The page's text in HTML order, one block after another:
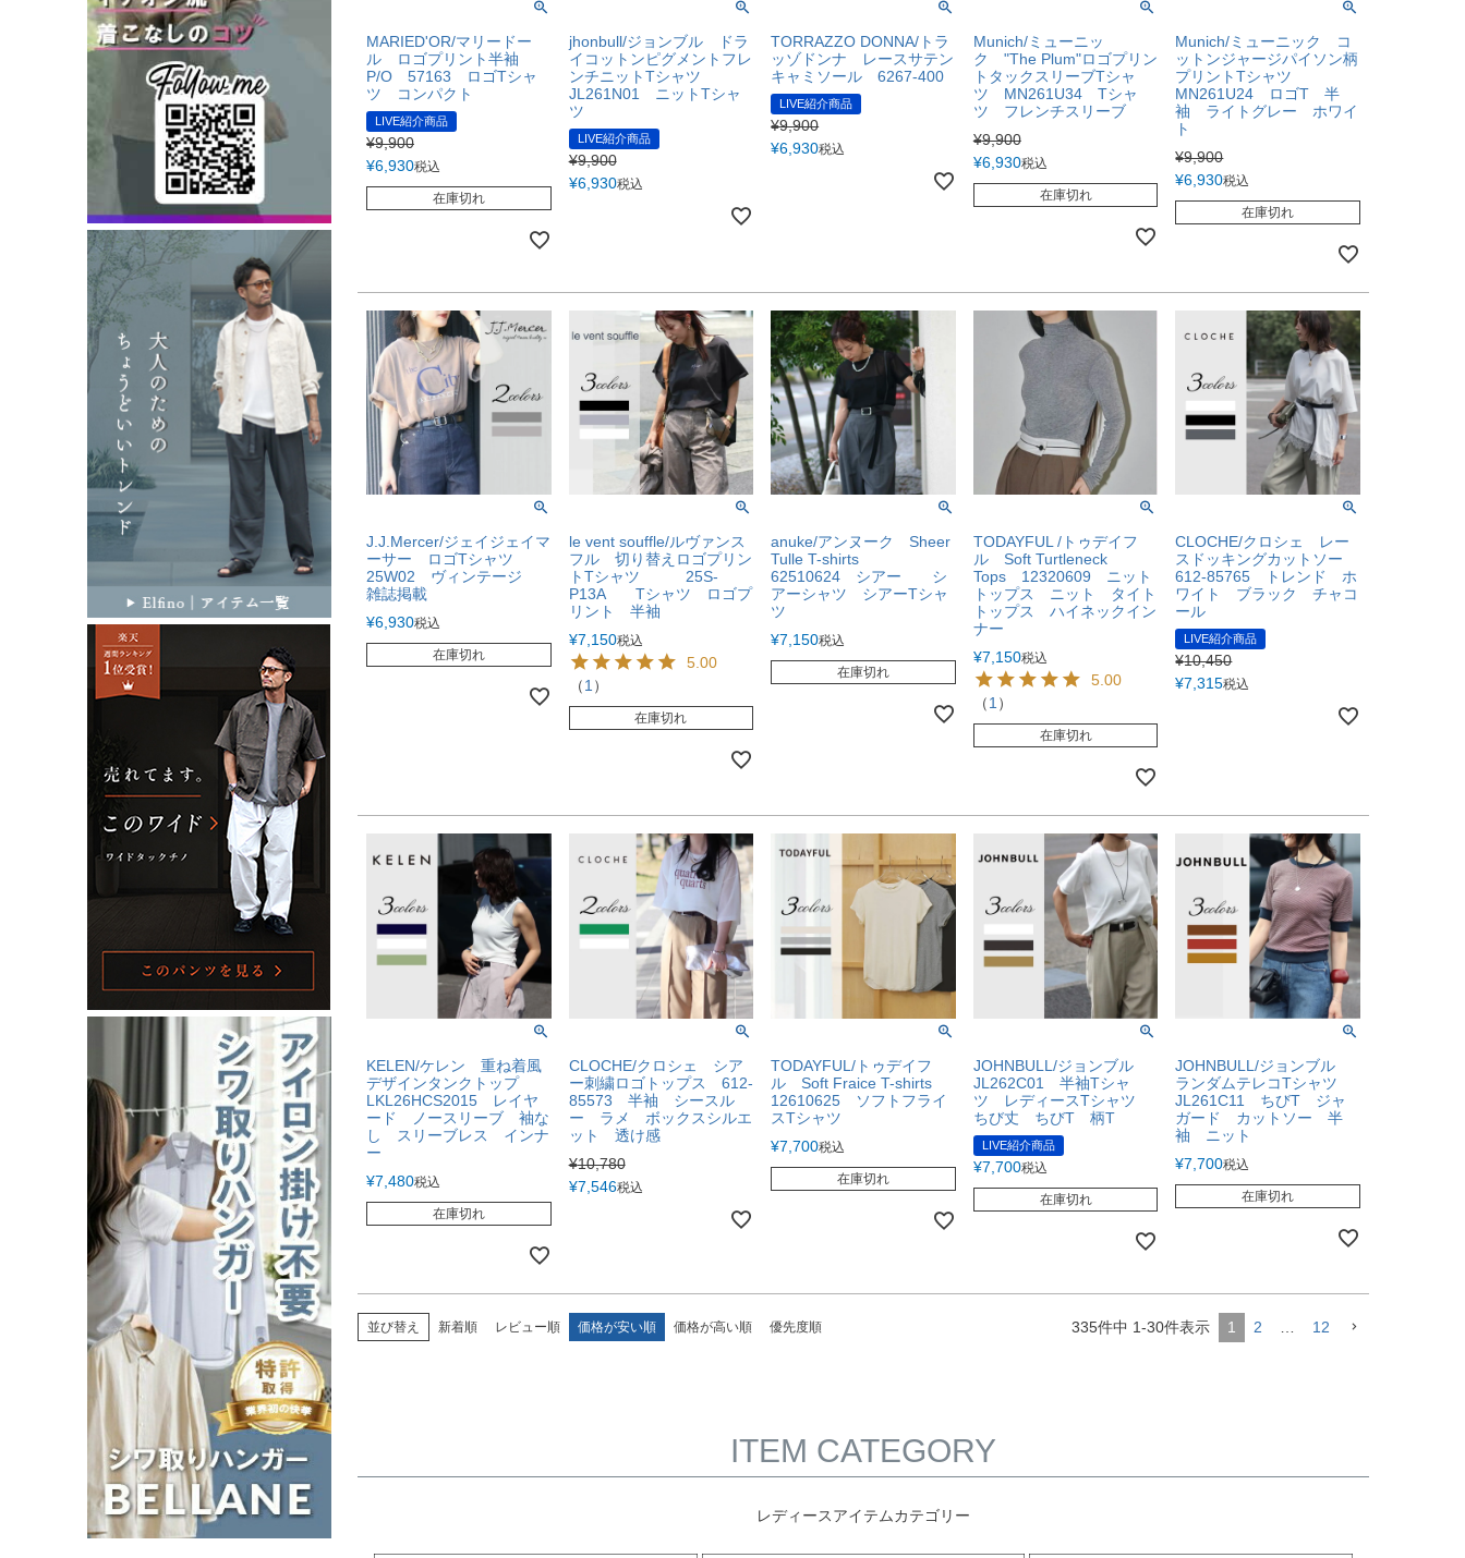
MARIED'OR/マリードー
ル ロゴプリント半袖
P/O 57163 ロゴTシャ
ツ コンパクト
LIVE紹介商品
¥9,900
¥6,930税込
在庫切れ
jhonbull/ジョンブル ドラ
イコットンピグメントフレ
ンチニットTシャツ
JL261N01 ニットTシャ
ツ
LIVE紹介商品
¥9,900
¥6,930税込
TORRAZZO DONNA/トラ
ッゾドンナ レースサテン
キャミソール 6267-400
LIVE紹介商品
¥9,900
¥6,930税込
Munich/ミューニッ
ク "The Plum"ロゴプリン
トタックスリーブTシャ
ツ MN261U34 Tシャ
ツ フレンチスリーブ
¥9,900
¥6,930税込
在庫切れ
Munich/ミューニック コ
ットンジャージパイソン柄
プリントTシャツ
MN261U24 ロゴT 半
袖 ライトグレー ホワイ
ト
¥9,900
¥6,930税込
在庫切れ
J.J.Mercer/ジェイジェイマ
ーサー ロゴTシャツ
25W02 ヴィンテージ
雑誌掲載
¥6,930税込
在庫切れ
le vent souffle/ルヴァンス
フル 切り替えロゴプリン
トTシャツ 25S-
P13A Tシャツ ロゴプ
リント 半袖
¥7,150税込
5.00
（1）
在庫切れ
anuke/アンヌーク Sheer
Tulle T-shirts
62510624 シアー シ
アーシャツ シアーTシャ
ツ
¥7,150税込
在庫切れ
TODAYFUL /トゥデイフ
ル Soft Turtleneck
Tops 12320609 ニット
トップス ニット タイト
トップス ハイネックイン
ナー
¥7,150税込
5.00
（1）
在庫切れ
CLOCHE/クロシェ レー
スドッキングカットソー
612-85765 トレンド ホ
ワイト ブラック チャコ
ール
LIVE紹介商品
¥10,450
¥7,315税込
KELEN/ケレン 重ね着風
デザインタンクトップ
LKL26HCS2015 レイヤ
ード ノースリーブ 袖な
し スリーブレス インナ
ー
¥7,480税込
在庫切れ
CLOCHE/クロシェ シア
ー刺繍ロゴトップス 612-
85573 半袖 シースル
ー ラメ ボックスシルエ
ット 透け感
¥10,780
¥7,546税込
TODAYFUL/トゥデイフ
ル Soft Fraice T-shirts
12610625 ソフトフライ
スTシャツ
¥7,700税込
在庫切れ
JOHNBULL/ジョンブル
JL262C01 半袖Tシャ
ツ レディースTシャツ
ちび丈 ちびT 柄T
LIVE紹介商品
¥7,700税込
在庫切れ
JOHNBULL/ジョンブル
ランダムテレコTシャツ
JL261C11 ちびT ジャ
ガード カットソー 半
袖 ニット
¥7,700税込
在庫切れ
並び替え 新着順 レビュー順 価格が安い順 価格が高い順 優先度順 335件中 1-30件表示 1 2 12
ITEM CATEGORY
レディースアイテムカテゴリー